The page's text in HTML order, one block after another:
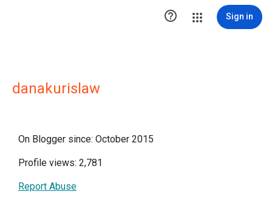
 Sign in
danakurislaw
On Blogger since: October 2015
Profile views: 2,781
Report Abuse